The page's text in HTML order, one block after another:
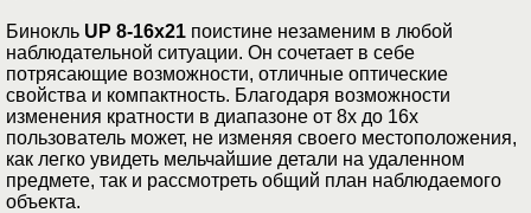
Бинокль UP 8-16x21 поистине незаменим в любой
наблюдательной ситуации. Он сочетает в себе
потрясающие возможности, отличные оптические
свойства и компактность. Благодаря возможности
изменения кратности в диапазоне от 8х до 16х
пользователь может, не изменяя своего местоположения,
как легко увидеть мельчайшие детали на удаленном
предмете, так и рассмотреть общий план наблюдаемого
объекта.